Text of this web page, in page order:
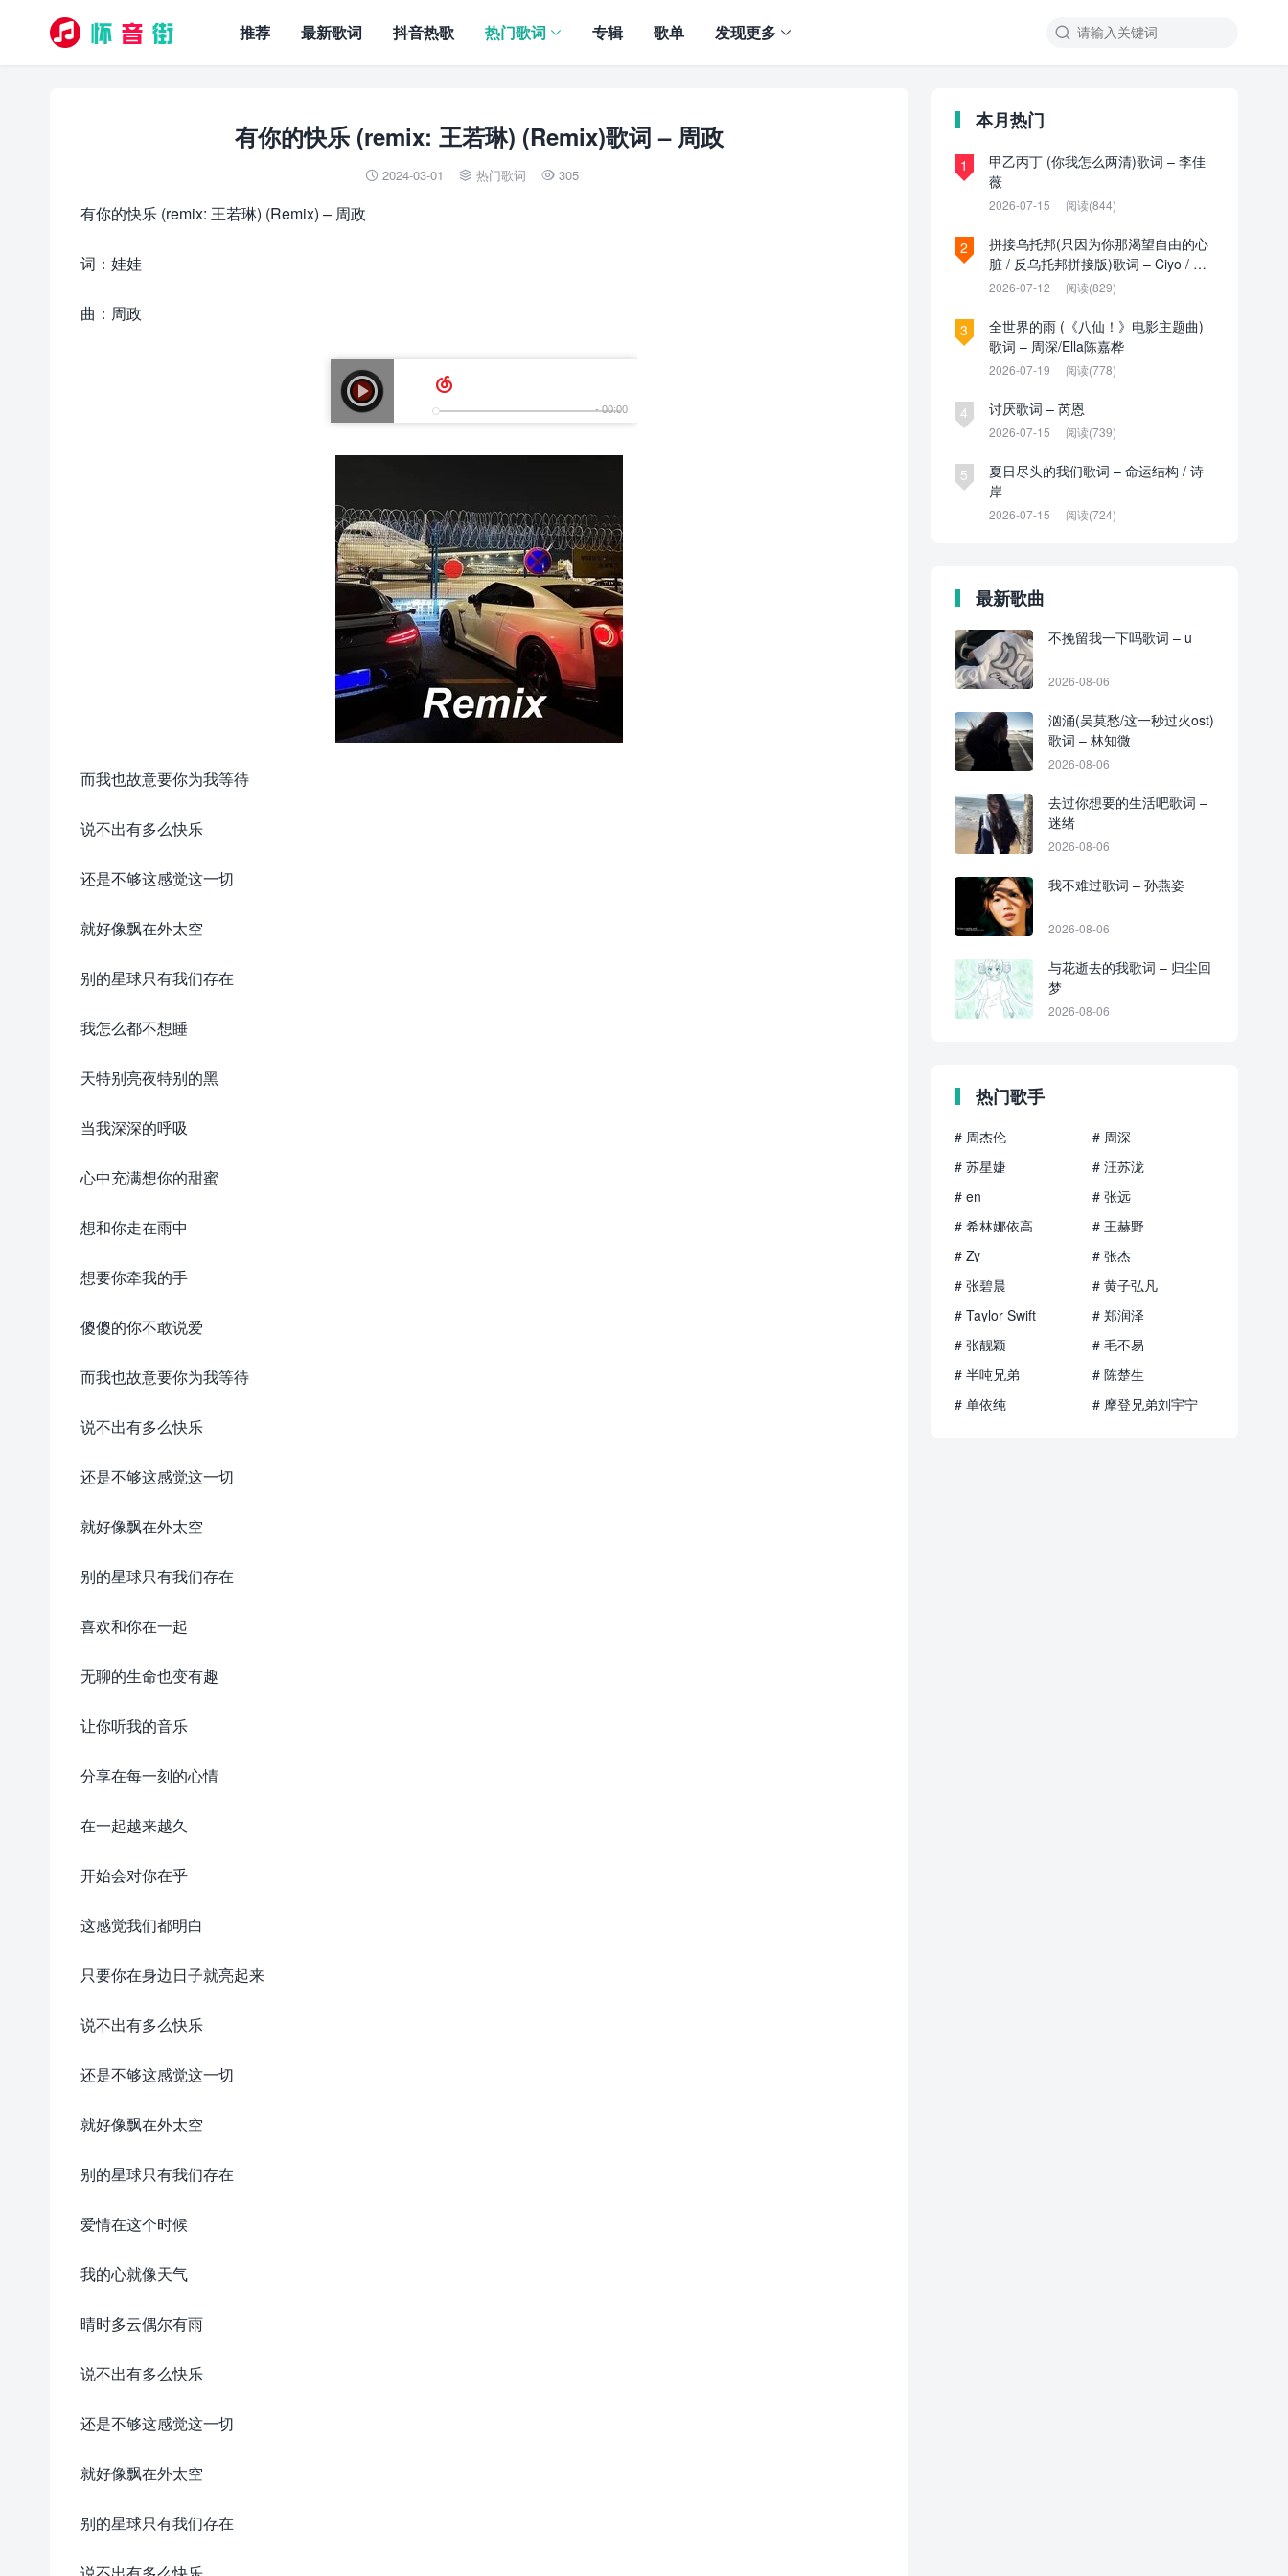

推荐 最新歌词 抖音热歌 热门歌词 专辑 歌单 发现更多
有你的快乐 (remix: 王若琳) (Remix)歌词 – 周政
 2024-03-01  热门歌词  305
有你的快乐 (remix: 王若琳) (Remix) – 周政
词：娃娃
曲：周政
而我也故意要你为我等待
说不出有多么快乐
还是不够这感觉这一切
就好像飘在外太空
别的星球只有我们存在
我怎么都不想睡
天特别亮夜特别的黑
当我深深的呼吸
心中充满想你的甜蜜
想和你走在雨中
想要你牵我的手
傻傻的你不敢说爱
而我也故意要你为我等待
说不出有多么快乐
还是不够这感觉这一切
就好像飘在外太空
别的星球只有我们存在
喜欢和你在一起
无聊的生命也变有趣
让你听我的音乐
分享在每一刻的心情
在一起越来越久
开始会对你在乎
这感觉我们都明白
只要你在身边日子就亮起来
说不出有多么快乐
还是不够这感觉这一切
就好像飘在外太空
别的星球只有我们存在
爱情在这个时候
我的心就像天气
晴时多云偶尔有雨
说不出有多么快乐
还是不够这感觉这一切
就好像飘在外太空
别的星球只有我们存在
本月热门
1
甲乙丙丁 (你我怎么两清)歌词 – 李佳
薇
2026-07-15 阅读(844)
2
拼接乌托邦(只因为你那渴望自由的心
脏 / 反乌托邦拼接版)歌词 – Ciyo / 见
过夏天P / 乌托邦P
2026-07-12 阅读(829)
3
全世界的雨 (《八仙！》电影主题曲)
歌词 – 周深/Ella陈嘉桦
2026-07-19 阅读(778)
4 讨厌歌词 – 芮恩
2026-07-15 阅读(739)
5
夏日尽头的我们歌词 – 命运结构 / 诗
岸
2026-07-15 阅读(724)
最新歌曲
不挽留我一下吗歌词 – u
2026-08-06
汹涌(吴莫愁/这一秒过火ost)
歌词 – 林知微
2026-08-06
去过你想要的生活吧歌词 –
迷绪
2026-08-06
我不难过歌词 – 孙燕姿
2026-08-06
与花逝去的我歌词 – 归尘回
梦
2026-08-06
热门歌手
# 周杰伦
# 周深
# 苏星婕
# 汪苏泷
# en
# 张远
# 希林娜依高
# 王赫野
# Zy
# 张杰
# 张碧晨
# 黄子弘凡
# Taylor Swift
# 郑润泽
# 张靓颖
# 毛不易
# 半吨兄弟
# 陈楚生
# 单依纯
# 摩登兄弟刘宇宁